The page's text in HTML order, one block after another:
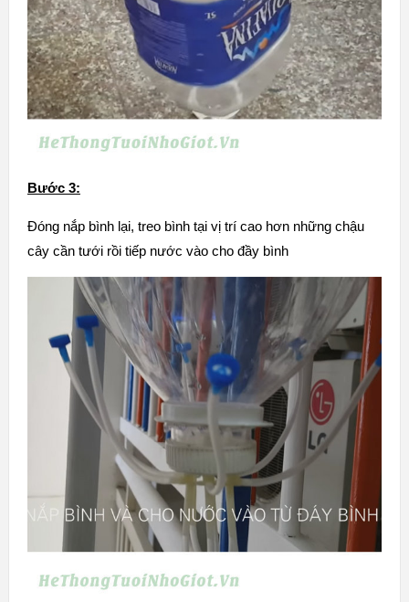
Bước 3:
Đóng nắp bình lại, treo bình tại vị trí cao hơn những chậu
cây cần tưới rồi tiếp nước vào cho đầy bình